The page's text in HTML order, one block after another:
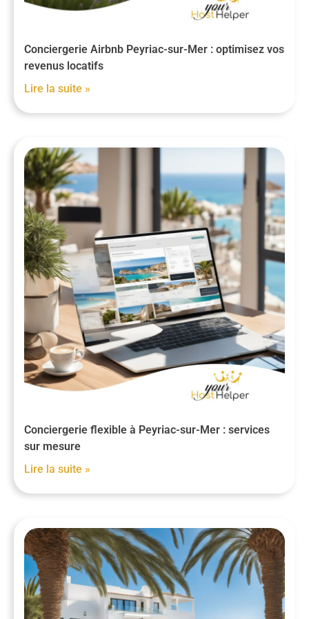
Conciergerie Airbnb Peyriac-sur-Mer : optimisez vos
revenus locatifs
Lire la suite »
Conciergerie flexible à Peyriac-sur-Mer : services
sur mesure
Lire la suite »